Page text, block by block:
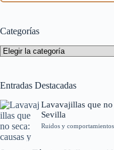
Categorías
Categorías
Entradas Destacadas
Lavavajillas que no
Sevilla
Ruidos y